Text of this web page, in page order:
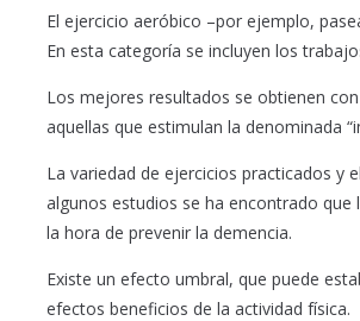
El ejercicio aeróbico –por ejemplo,
En esta categoría se incluyen los
Los mejores resultados se obtienen
aquellas que estimulan la denominada
La variedad de ejercicios practicados y
algunos estudios se ha encontrado
la hora de prevenir la demencia.
Existe un efecto umbral, que puede
efectos beneficios de la actividad física.